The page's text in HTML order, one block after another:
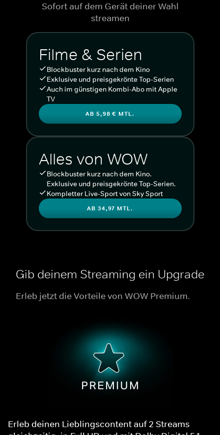
Sofort auf dem Gerät deiner Wahl
streamen
Filme & Serien
Blockbuster kurz nach dem Kino
Exklusive und preisgekrönte Top-Serien
Auch im günstigen Kombi-Abo mit Apple
TV
AB 5,98 € MTL.
Alles von WOW
Blockbuster kurz nach dem Kino.
Exklusive und preisgekrönte Top-Serien.
Kompletter Live-Sport von Sky Sport
AB 34,97 MTL.
Gib deinem Streaming ein Upgrade
Erleb jetzt die Vorteile von WOW Premium.
Erleb deinen Lieblingscontent auf 2 Streams